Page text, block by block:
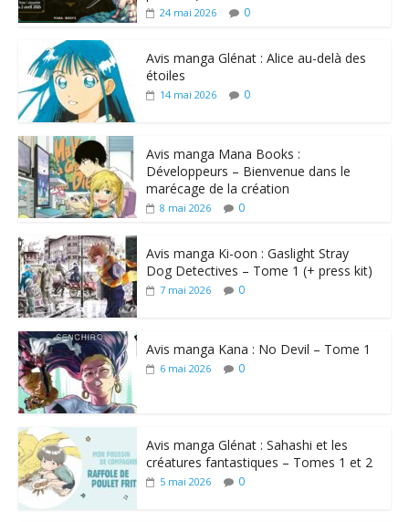
24 mai 2026 0
Avis manga Glénat : Alice au-delà des
étoiles
14 mai 2026 0
Avis manga Mana Books :
Développeurs – Bienvenue dans le
marécage de la création
8 mai 2026 0
Avis manga Ki-oon : Gaslight Stray
Dog Detectives – Tome 1 (+ press kit)
7 mai 2026 0
Avis manga Kana : No Devil – Tome 1
6 mai 2026 0
Avis manga Glénat : Sahashi et les
créatures fantastiques – Tomes 1 et 2
5 mai 2026 0